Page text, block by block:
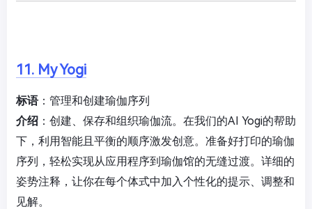
11. My Yogi
标语：管理和创建瑜伽序列
介绍 ：创建、保存和组织瑜伽流。在我们的AI Yogi的帮助
下，利用智能且平衡的顺序激发创意。准备好打印的瑜伽
序列，轻松实现从应用程序到瑜伽馆的无缝过渡。详细的
姿势注释，让你在每个体式中加入个性化的提示、调整和
见解。